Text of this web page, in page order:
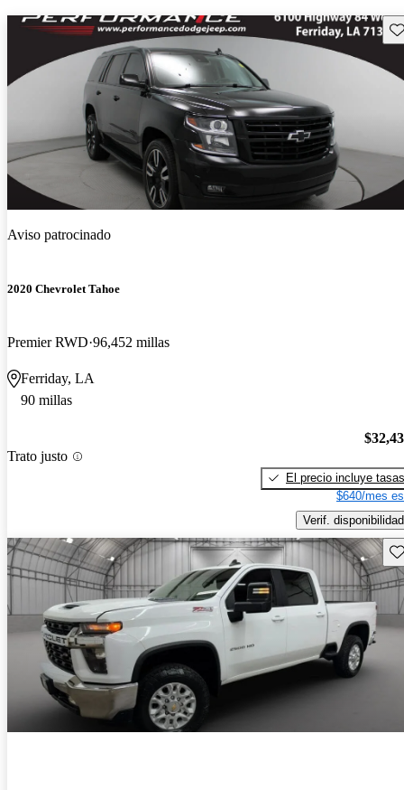
Aviso patrocinado
2020 Chevrolet Tahoe
Premier RWD 96,452 millas
Ferriday, LA
90 millas
Trato justo
El precio incluye tasas
$640/mes
Verif. disponibilidad